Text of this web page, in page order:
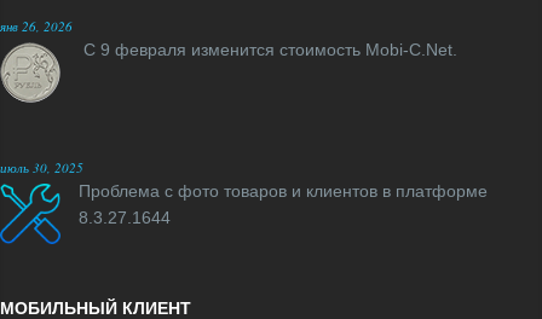
янв 26, 2026
С 9 февраля изменится стоимость Mobi-C.Net.
июль 30, 2025
Проблема с фото товаров и клиентов в платформе
8.3.27.1644
МОБИЛЬНЫЙ КЛИЕНТ